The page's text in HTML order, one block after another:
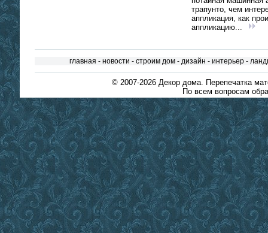
трапунто, чем
аппликация, как
аппликацию...
главная - новости - строим дом- дизайн - интерьер-
© 2007-2026 Декор дома. Перепечатка
По всем вопросам